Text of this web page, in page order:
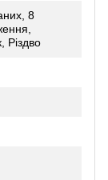
8
Різдво